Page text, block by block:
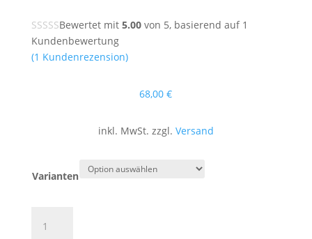
Bewertet mit 5.00von 5, basierend auf 1
Kundenbewertung
(1 Kundenrezension)
68,00€
inkl. MwSt. zzgl. Versand
Varianten